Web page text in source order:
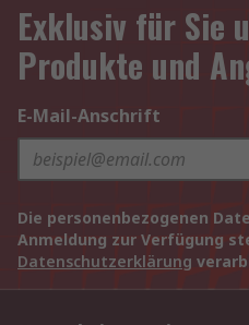
Exklusiv für Sie
Produkte und
E-Mail-Anschrift
Die personenbezogenen
Anmeldung zur Verfügung
Datenschutzerklärung